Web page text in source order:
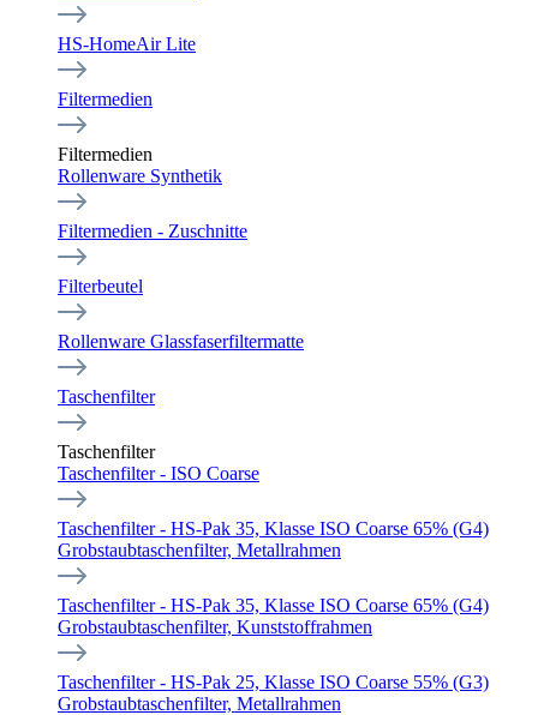
HS-HomeAir Lite
Filtermedien
Filtermedien
Rollenware Synthetik
Filtermedien - Zuschnitte
Filterbeutel
Rollenware Glassfaserfiltermatte
Taschenfilter
Taschenfilter
Taschenfilter - ISO Coarse
Taschenfilter - HS-Pak 35, Klasse ISO Coarse 65% (G4)
Grobstaubtaschenfilter, Metallrahmen
Taschenfilter - HS-Pak 35, Klasse ISO Coarse 65% (G4)
Grobstaubtaschenfilter, Kunststoffrahmen
Taschenfilter - HS-Pak 25, Klasse ISO Coarse 55% (G3)
Grobstaubtaschenfilter, Metallrahmen